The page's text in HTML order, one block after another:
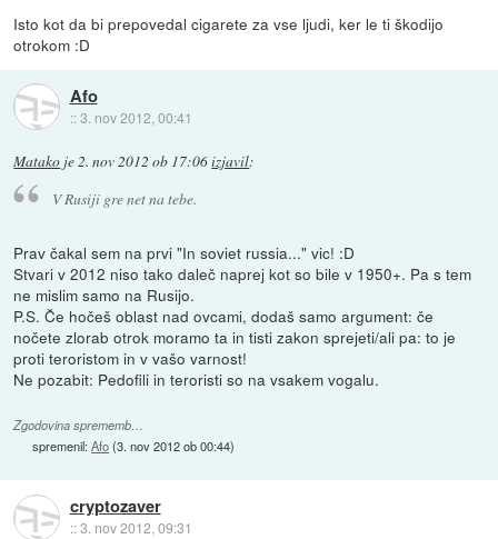
Isto kot da bi prepovedal cigarete za vse ljudi, ker le ti škodijo
otrokom :D
Afo
::3. nov 2012, 00:41
Matako je2. nov 2012 ob 17:06izjavil:
V Rusiji gre net na tebe.
Prav čakal sem na prvi "In soviet russia..." vic! :D
Stvari v 2012 niso tako daleč naprej kot so bile v 1950+. Pa s tem
ne mislim samo na Rusijo.
P.S. Če hočeš oblast nad ovcami, dodaš samo argument: če
nočete zlorab otrok moramo ta in tisti zakon sprejeti/ali pa: to je
proti teroristom in v vašo varnost!
Ne pozabit: Pedofili in teroristi so na vsakem vogalu.
Zgodovina sprememb…
spremenil:Afo(3. nov 2012 ob 00:44)
cryptozaver
::3. nov 2012, 09:31